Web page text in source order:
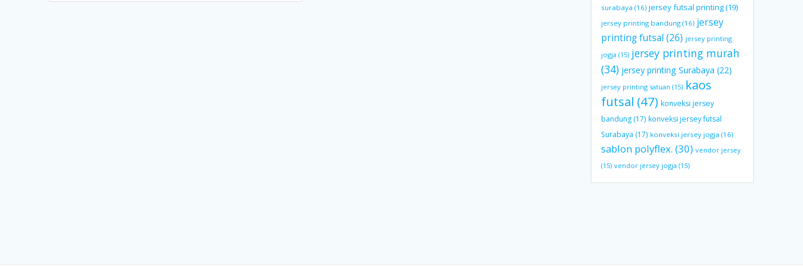
surabaya (16) jersey futsal printing(19)
jersey printing bandung (16) jersey
printing futsal (26) jersey printing
jogja (15) jersey printing murah
(34) jersey printing Surabaya (22)
jersey printing satuan (15) kaos
futsal (47) konveksi jersey
bandung (17) konveksi jersey futsal
Surabaya (17) konveksi jersey jogja (16)
sablon polyflex. (30) vendor jersey
(15) vendor jersey jogja (15)